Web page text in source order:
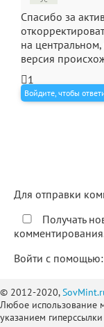
Спасибо за
на
версия
1
Войдите, чтобы
Для отправки
Получать
Войти с помощью:
© 2012-2020,
Любое использование
указанием